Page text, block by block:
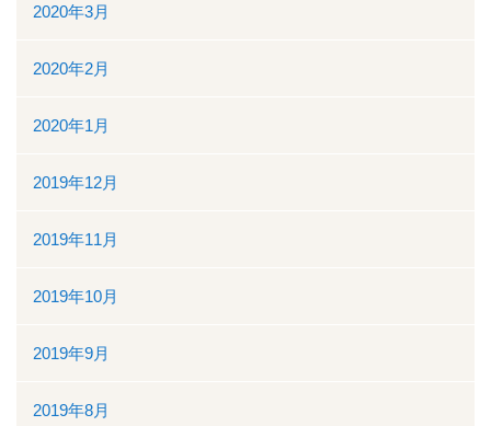
2020年3月
2020年2月
2020年1月
2019年12月
2019年11月
2019年10月
2019年9月
2019年8月